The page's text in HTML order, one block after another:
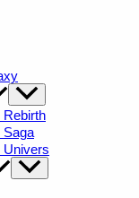
Rebirth
Saga
Univers